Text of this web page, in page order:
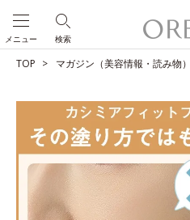
検索
メニュー
TOP マガジン（美容情報・読み物）